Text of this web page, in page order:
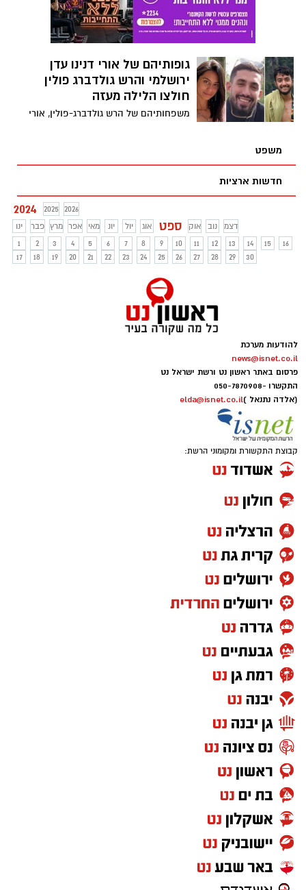
מדברים.
הם: הרש גולדברג, עדן ירושלמי כרמל גת ,
אלמוג סרוסי, אלכס לבנוב, אורי דנינו יהי
גופותיהם של אורי דנינו עדן
ירושלמי והרש גולדברג פולין
חולצו הלילה מעזה
משפחותיהם של הרש גולדברג-פולין, אורי
משפט
חדשות ארציות
2024 2025
2026
ינו
פבר מרץ אפר מאי יונ יול אוג ספט אוק נוב
דצמ
1
2 3 4 5 6 7 8 9 10 11 12 13 14 15
16
17
18 19 20 21 22 23 24 25 26 27 28 29 30
להודעות מערכת
news@isnet.co.il
פרסום באתר ראשון נט ורשת ישראל נט
התקשרו -050-7870908
(אלדה נתנאל )elda@isnet.co.il
קבוצת התקשורת ומקומוני הרשת: